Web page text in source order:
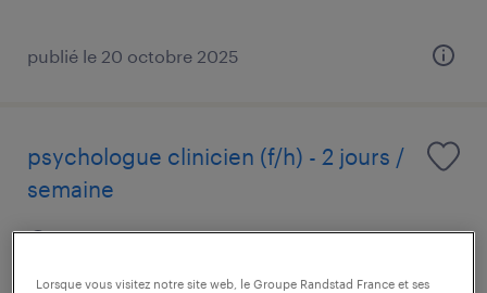
publié le 20 octobre 2025
psychologue clinicien (f/h) - 2 jours /
semaine
montauban, tarn-et-garonne
Lorsque vous visitez notre site web, le Groupe Randstad France et ses